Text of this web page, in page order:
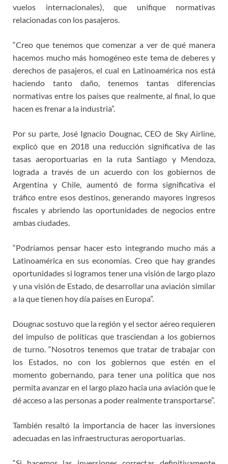
vuelos internacionales), que unifique normativas
relacionadas con los pasajeros.
“Creo que tenemos que comenzar a ver de qué manera
hacemos mucho más homogéneo este tema de deberes y
derechos de pasajeros, el cual en Latinoamérica nos está
haciendo tanto daño, tenemos tantas diferencias
normativas entre los países que realmente, al final, lo que
hacen es frenar a la industria”.
Por su parte, José Ignacio Dougnac, CEO de Sky Airline,
explicó que en 2018 una reducción significativa de las
tasas aeroportuarias en la ruta Santiago y Mendoza,
lograda a través de un acuerdo con los gobiernos de
Argentina y Chile, aumentó de forma significativa el
tráfico entre esos destinos, generando mayores ingresos
fiscales y abriendo las oportunidades de negocios entre
ambas ciudades.
“Podríamos pensar hacer esto integrando mucho más a
Latinoamérica en sus economías. Creo que hay grandes
oportunidades si logramos tener una visión de largo plazo
y una visión de Estado, de desarrollar una aviación similar
a la que tienen hoy día países en Europa”.
Dougnac sostuvo que la región y el sector aéreo requieren
del impulso de políticas que trasciendan a los gobiernos
de turno. “Nosotros tenemos que tratar de trabajar con
los Estados, no con los gobiernos que estén en el
momento gobernando, para tener una política que nos
permita avanzar en el largo plazo hacia una aviación que le
dé acceso a las personas a poder realmente transportarse”.
También resaltó la importancia de hacer las inversiones
adecuadas en las infraestructuras aeroportuarias.